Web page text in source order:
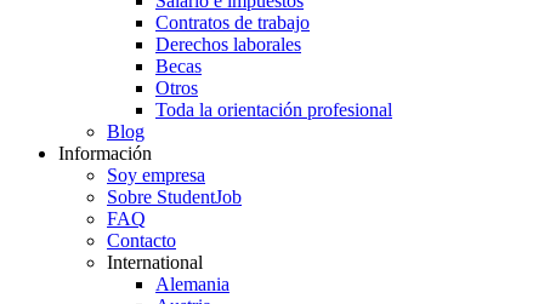
Contratos de trabajo
Derechos laborales
Becas
Otros
Toda la orientación profesional
Blog
Información
Soy empresa
Sobre StudentJob
FAQ
Contacto
International
Alemania